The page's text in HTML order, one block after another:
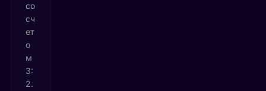
со
сч
ет
о
м
3:
2.